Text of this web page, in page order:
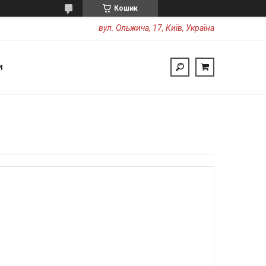
Кошик
вул. Ольжича, 17, Київ, Україна